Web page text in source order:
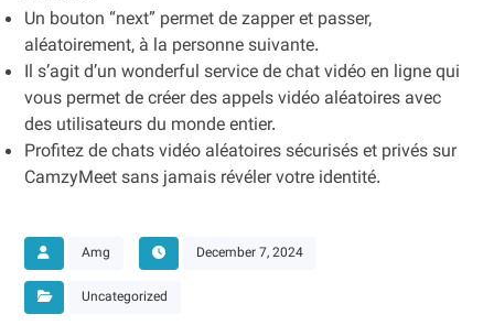
Un bouton “next” permet de zapper et passer,
aléatoirement, à la personne suivante.
Il s’agit d’un wonderful service de chat vidéo en ligne qui
vous permet de créer des appels vidéo aléatoires avec
des utilisateurs du monde entier.
Profitez de chats vidéo aléatoires sécurisés et privés sur
CamzyMeet sans jamais révéler votre identité.
Amg December 7, 2024
Uncategorized